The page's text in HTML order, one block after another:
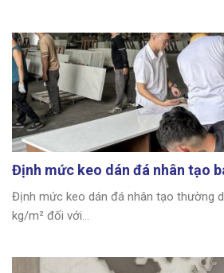
Định mức keo dán đá nhân tạo
Định mức keo dán đá nhân tạo thường
kg/m² đối với...